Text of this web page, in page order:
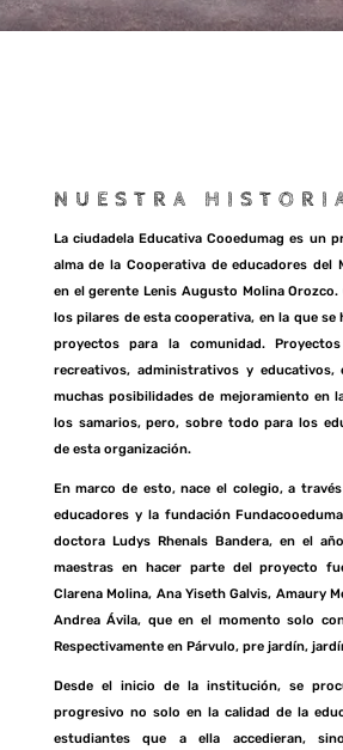
NUESTRA
La ciudadela Educativa Cooedumag es un
alma de la Cooperativa de educadores del
en el gerente Lenis Augusto Molina
los pilares de esta cooperativa, en la que
proyectos para la comunidad.
recreativos, administrativos y educativos,
muchas posibilidades de mejoramiento en
los samarios, pero, sobre todo para los
de esta organización.
En marco de esto, nace el colegio, a
educadores y la fundación
doctora Ludys Rhenals Bandera, en el
maestras en hacer parte del proyecto
Clarena Molina, Ana Yiseth Galvis, Amaury
Andrea Ávila, que en el momento solo
Respectivamente en Párvulo, pre jardín,
Desde el inicio de la institución, se
progresivo no solo en la calidad de la
estudiantes que a ella accedieran,